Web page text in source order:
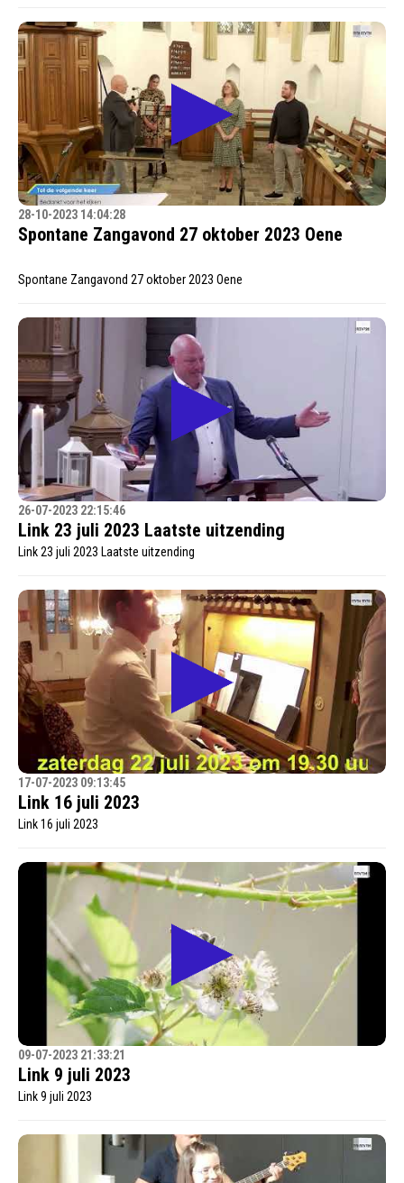
28-10-2023 14:04:28
Spontane Zangavond 27 oktober 2023 Oene
Spontane Zangavond 27 oktober 2023 Oene
26-07-2023 22:15:46
Link 23 juli 2023 Laatste uitzending
Link 23 juli 2023 Laatste uitzending
17-07-2023 09:13:45
Link 16 juli 2023
Link 16 juli 2023
09-07-2023 21:33:21
Link 9 juli 2023
Link 9 juli 2023